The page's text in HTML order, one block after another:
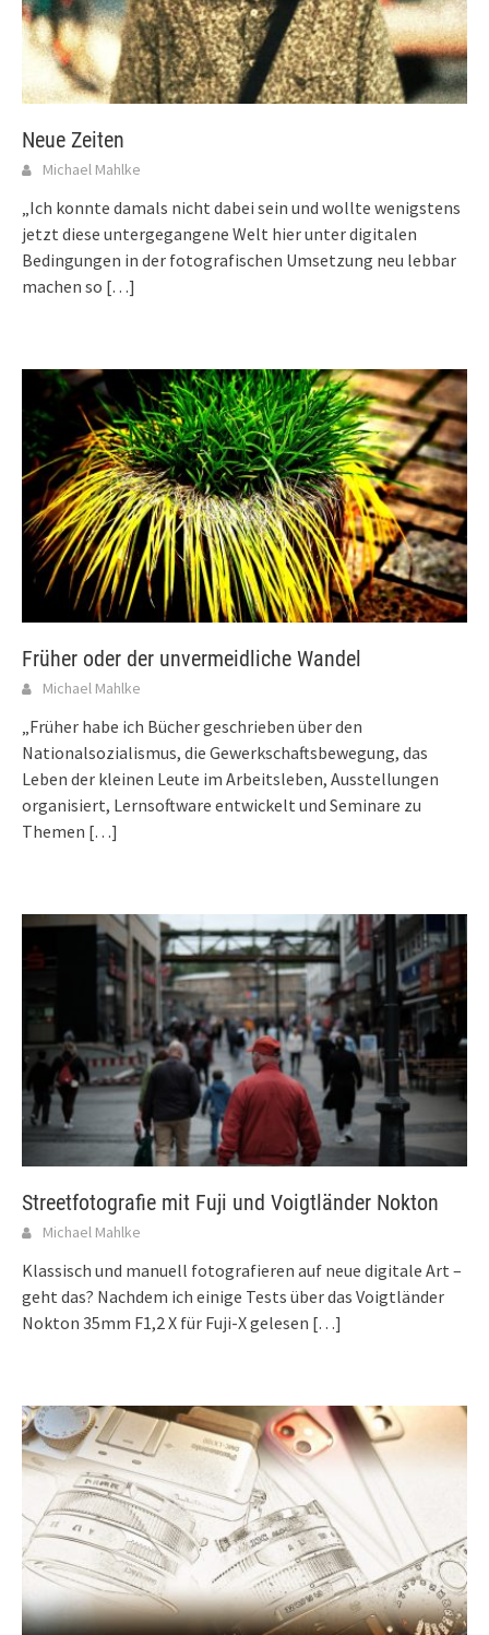
Neue Zeiten
Michael Mahlke
„Ich konnte damals nicht dabei sein und wollte wenigstens
jetzt diese untergegangene Welt hier unter digitalen
Bedingungen in der fotografischen Umsetzung neu lebbar
machen so […]
Früher oder der unvermeidliche Wandel
Michael Mahlke
„Früher habe ich Bücher geschrieben über den
Nationalsozialismus, die Gewerkschaftsbewegung, das
Leben der kleinen Leute im Arbeitsleben, Ausstellungen
organisiert, Lernsoftware entwickelt und Seminare zu
Themen […]
Streetfotografie mit Fuji und Voigtländer Nokton
Michael Mahlke
Klassisch und manuell fotografieren auf neue digitale Art –
geht das? Nachdem ich einige Tests über das Voigtländer
Nokton 35mm F1,2 X für Fuji-X gelesen […]